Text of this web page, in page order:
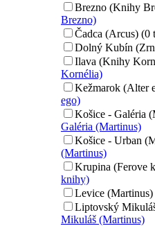
Brezno (Knihy
Brezno)
Čadca (Arcus) (0
Dolný Kubín
Ilava (Knihy
Kornélia)
Kežmarok (Alter
ego)
Košice - Galéria
Galéria (Martinus)
Košice - Urban
(Martinus)
Krupina (Ferove
knihy)
Levice
Liptovský
Mikuláš (Martinus)